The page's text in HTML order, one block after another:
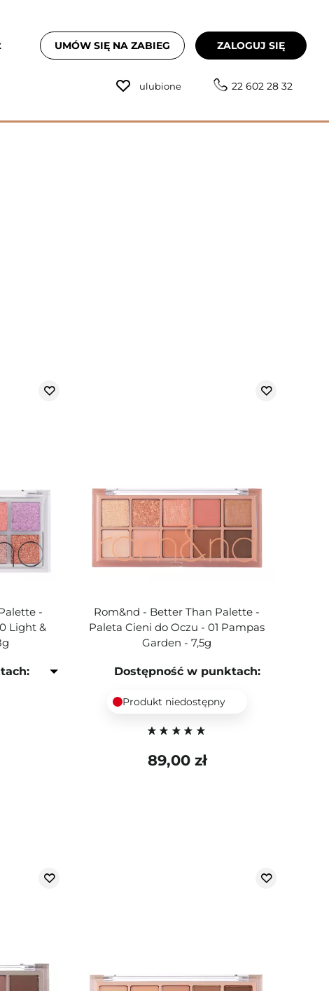
UMÓW SIĘ NA ZABIEG ZALOGUJ SIĘ
ulubione 22 602 28 32
-
Light &
Rom&nd - Better Than Palette -
Paleta Cieni do Oczu - 01 Pampas
Garden - 7,5g
Dostępność w punktach:
Produkt niedostępny
89,00 zł